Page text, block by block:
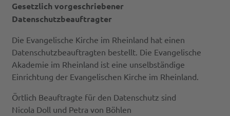
Gesetzlich vorgeschriebener
Datenschutzbeauftragter
Die Evangelische Kirche im Rheinland hat einen
Datenschutzbeauftragten bestellt. Die Evangelische
Akademie im Rheinland ist eine unselbständige
Einrichtung der Evangelischen Kirche im Rheinland.
Örtlich Beauftragte für den Datenschutz sind
Nicola Doll und Petra von Böhlen